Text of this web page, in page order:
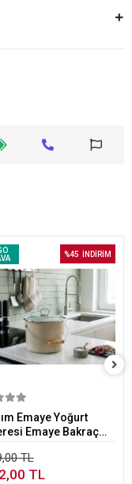
%45 İNDİRİM
Sepete Ekle
Emaye Yoğurt
Emaye Bakraç
TL
TL